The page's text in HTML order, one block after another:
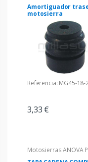
Amortiguador
motosierra
Referencia: MG45-18-
3,33 €
Motosierras ANOVA